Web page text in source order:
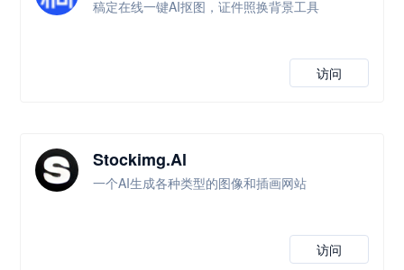
稿定在线一键AI抠图，证件照换背景工具
访问
Stockimg.Al
一个AI生成各种类型的图像和插画网站
访问